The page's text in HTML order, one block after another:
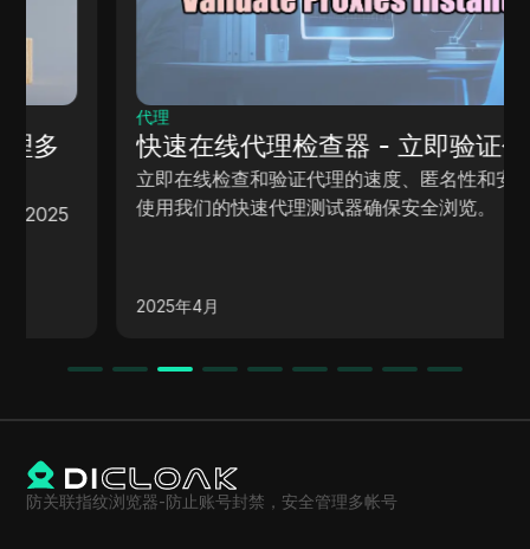
快速在线代理检查器 - 立即验证代理
立即在线检查和验证代理的速度、匿名性和安全性。
使用我们的快速代理测试器确保安全浏览。
防关联指纹浏览器-防止账号封禁，安全管理多帐号